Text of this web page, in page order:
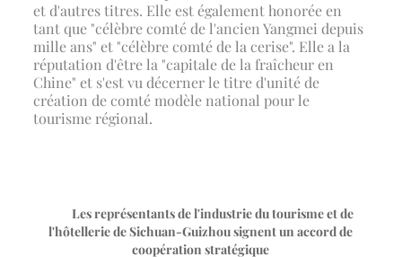
et d'autres titres. Elle est également honorée en
tant que "célèbre comté de l'ancien Yangmei depuis
mille ans" et "célèbre comté de la cerise". Elle a la
réputation d'être la "capitale de la fraîcheur en
Chine" et s'est vu décerner le titre d'unité de
création de comté modèle national pour le
tourisme régional.
Les représentants de l'industrie du tourisme et de
l'hôtellerie de Sichuan-Guizhou signent un accord de
coopération stratégique